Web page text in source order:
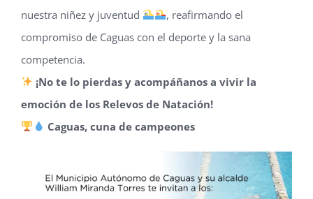
nuestra niñez y juventud
, reafirmando el
compromiso de Caguas con el deporte y la sana
competencia.
¡No te lo pierdas y acompáñanos a vivir la
emoción de los Relevos de Natación!
Caguas, cuna de campeones